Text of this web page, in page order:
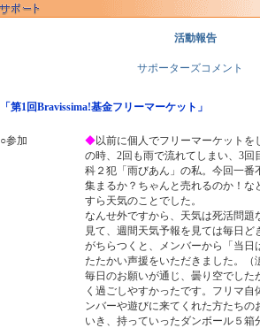
活動報告
サポーターズコメント
「第1回Bravissima!基金フリーマーケット」
○参加 ◆以前に個人でフリーマーケット
の時、2回も雨で流れてしまい、3回
科２犯「雨びあん」の私。今回一番
集まるか？ちゃんと売れるのか！な
すら天気のことでした。
なんせ外ですから、天気は死活問題
見て、週間天気予報を見ては毎日
がちらつくと、メンバーから「当日
たたかい声援をいただきました。（
毎日のお願いが通じ、曇り空でした
く過ごしやすかったです。フリマ
ンバーや遊びに来てくれた方たちの
いき、持っていったダンボール５箱